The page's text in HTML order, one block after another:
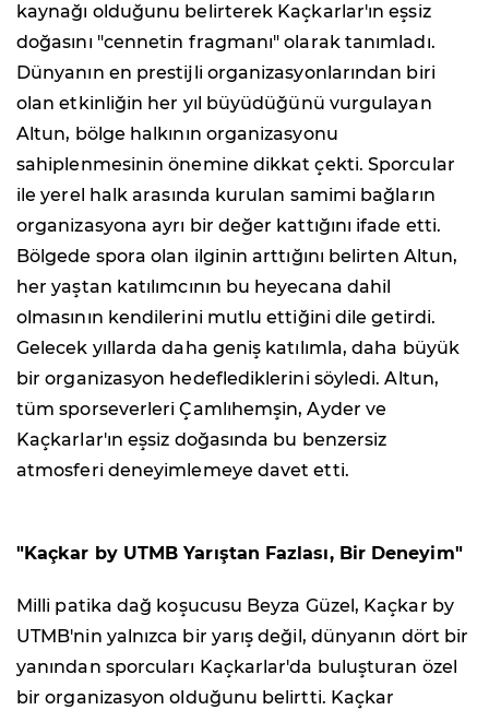
kaynağı olduğunu belirterek Kaçkarlar'ın eşsiz
doğasını "cennetin fragmanı" olarak tanımladı.
Dünyanın en prestijli organizasyonlarından biri
olan etkinliğin her yıl büyüdüğünü vurgulayan
Altun, bölge halkının organizasyonu
sahiplenmesinin önemine dikkat çekti. Sporcular
ile yerel halk arasında kurulan samimi bağların
organizasyona ayrı bir değer kattığını ifade etti.
Bölgede spora olan ilginin arttığını belirten Altun,
her yaştan katılımcının bu heyecana dahil
olmasının kendilerini mutlu ettiğini dile getirdi.
Gelecek yıllarda daha geniş katılımla, daha büyük
bir organizasyon hedeflediklerini söyledi. Altun,
tüm sporseverleri Çamlıhemşin, Ayder ve
Kaçkarlar'ın eşsiz doğasında bu benzersiz
atmosferi deneyimlemeye davet etti.
"Kaçkar by UTMB Yarıştan Fazlası, Bir Deneyim"
Milli patika dağ koşucusu Beyza Güzel, Kaçkar by
UTMB'nin yalnızca bir yarış değil, dünyanın dört bir
yanından sporcuları Kaçkarlar'da buluşturan özel
bir organizasyon olduğunu belirtti. Kaçkar